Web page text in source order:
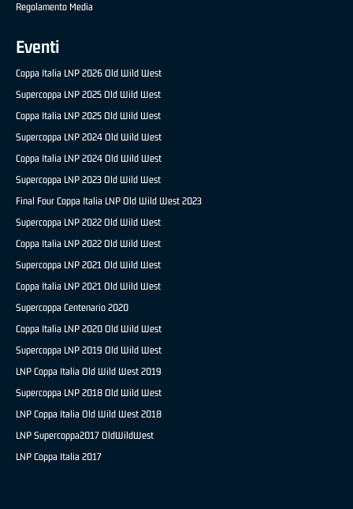
Regolamento Media
Eventi
Coppa Italia LNP 2026 Old Wild West
Supercoppa LNP 2025 Old Wild West
Coppa Italia LNP 2025 Old Wild West
Supercoppa LNP 2024 Old Wild West
Coppa Italia LNP 2024 Old Wild West
Supercoppa LNP 2023 Old Wild West
Final Four Coppa Italia LNP Old Wild West 2023
Supercoppa LNP 2022 Old Wild West
Coppa Italia LNP 2022 Old Wild West
Supercoppa LNP 2021 Old Wild West
Coppa Italia LNP 2021 Old Wild West
Supercoppa Centenario 2020
Coppa Italia LNP 2020 Old Wild West
Supercoppa LNP 2019 Old Wild West
LNP Coppa Italia Old Wild West 2019
Supercoppa LNP 2018 Old Wild West
LNP Coppa Italia Old Wild West 2018
LNP Supercoppa2017 OldWildWest
LNP Coppa Italia 2017